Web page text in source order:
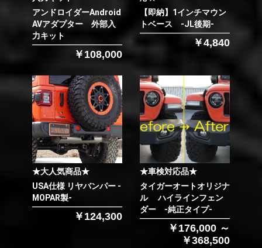
アンドロイダーAndroid
AVアダプター 外部入
力キット
￥108,000
【即納】1インチマウン
トベース -JL後期-
￥4,840
★大人気商品★
USA仕様 リヤバンパー -
MOPAR製-
￥124,300
★車検対応品★
タイガーオートオリジナ
ル ハイラインフェン
ダー -純正タイプ-
￥176,000 ～
￥368,500